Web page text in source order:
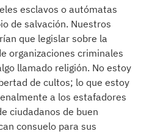
esclavos o autómatas
de salvación. Nuestros
que legislar sobre la
organizaciones criminales
llamado religión. No estoy
de cultos; lo que estoy
a los estafadores
ciudadanos de buen
consuelo para sus